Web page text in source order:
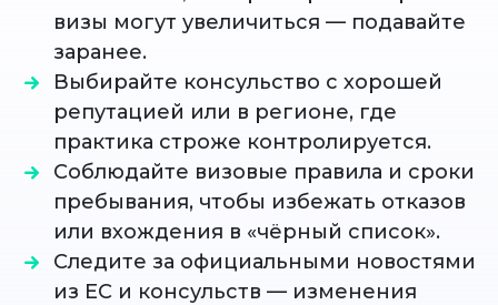
визы могут увеличиться — подавайте
заранее.
Выбирайте консульство с хорошей
репутацией или в регионе, где
практика строже контролируется.
Соблюдайте визовые правила и сроки
пребывания, чтобы избежать отказов
или вхождения в «чёрный список».
Следите за официальными новостями
из ЕС и консульств — изменения